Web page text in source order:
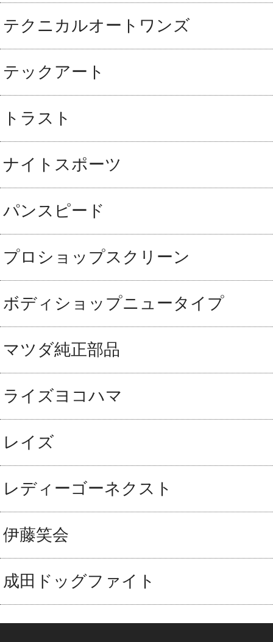
テクニカルオートワンズ
テックアート
トラスト
ナイトスポーツ
パンスピード
プロショップスクリーン
ボディショップニュータイプ
マツダ純正部品
ライズヨコハマ
レイズ
レディーゴーネクスト
伊藤笑会
成田ドッグファイト